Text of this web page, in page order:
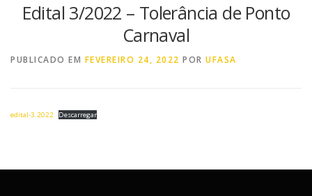
Edital 3/2022 – Tolerância de Ponto
Carnaval
PUBLICADO EM FEVEREIRO 24, 2022 POR UFASA
edital-3.2022 Descarregar